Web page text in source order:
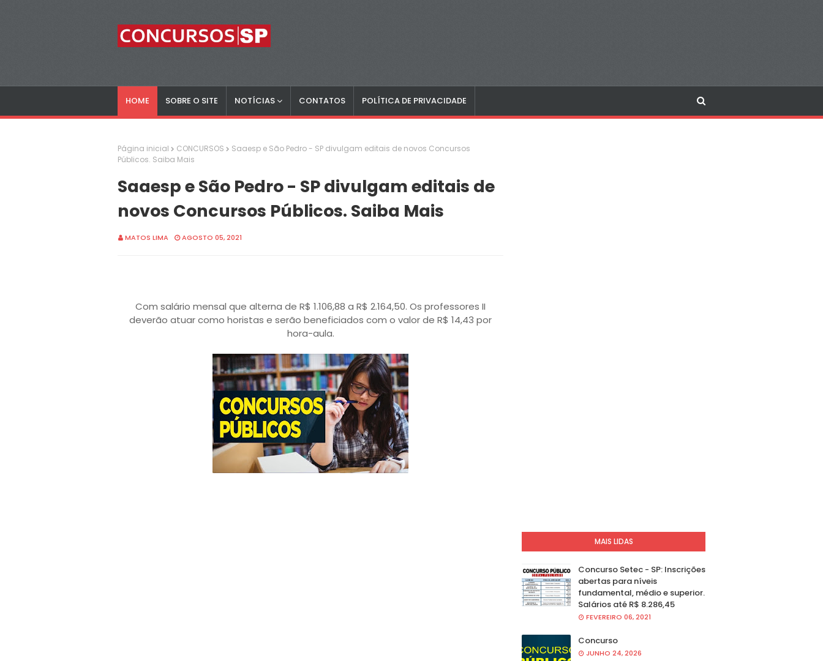
HOME SOBRE O SITE NOTÍCIAS CONTATOS POLÍTICA DE PRIVACIDADE
Página inicial CONCURSOS
Saaesp e São Pedro - SP divulgam editais de novos Concursos
Públicos. Saiba Mais
Saaesp e São Pedro - SP divulgam editais de
novos Concursos Públicos. Saiba Mais
MATOS LIMA AGOSTO 05, 2021
Com salário mensal que alterna de R$ 1.106,88 a R$ 2.164,50. Os professores II
deverão atuar como horistas e serão beneficiados com o valor de R$ 14,43 por
hora-aula.
MAIS LIDAS
Concurso Setec - SP: Inscrições
abertas para níveis
fundamental, médio e superior.
Salários até R$ 8.286,45
FEVEREIRO 06, 2021
Concurso
JUNHO 24, 2026